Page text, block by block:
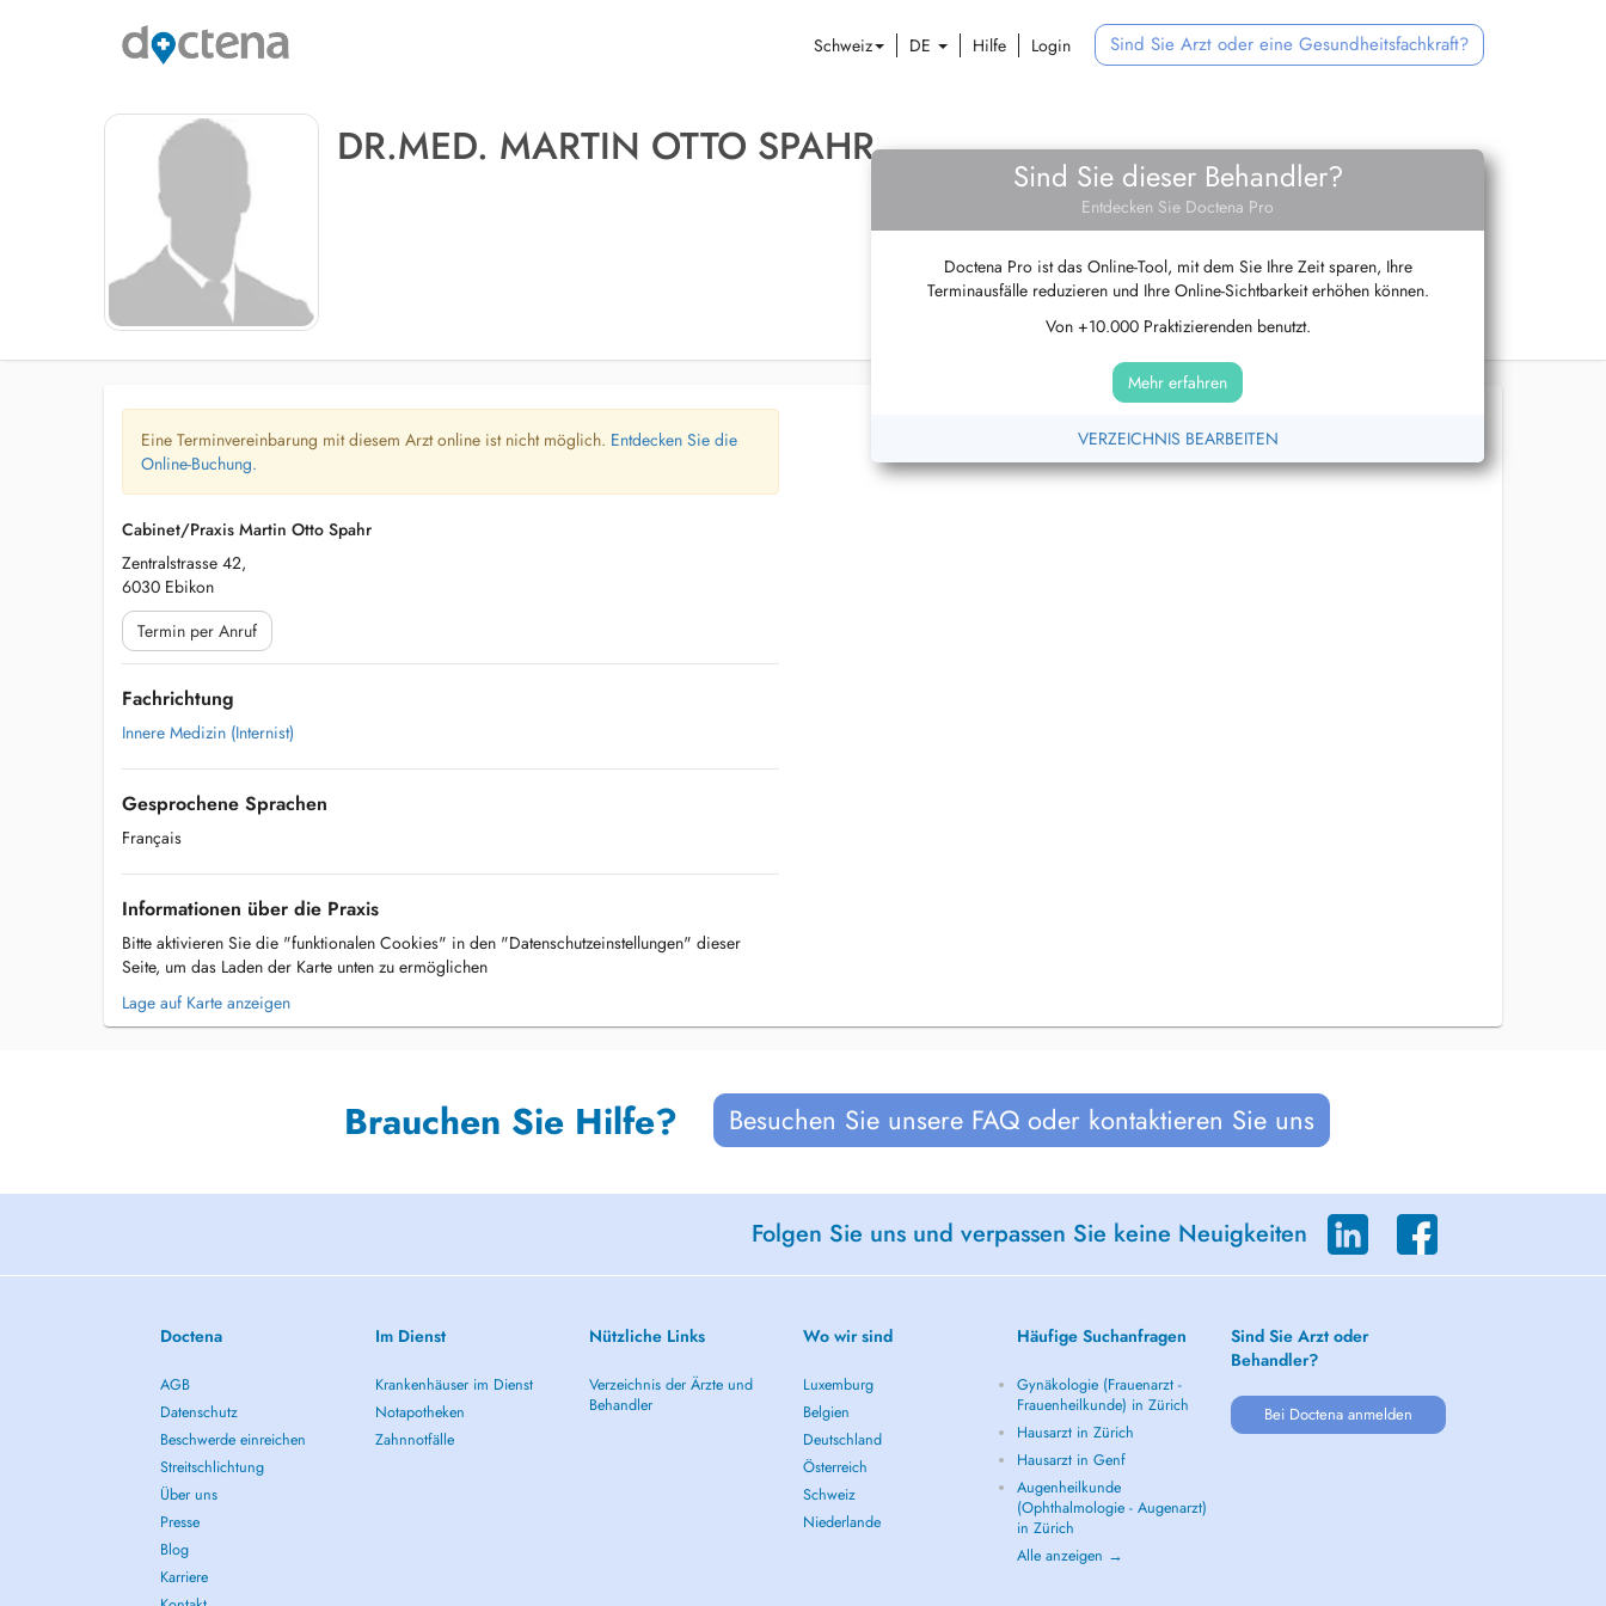
Schweiz DE Hilfe Login Sind Sie Arzt oder eine Gesundheitsfachkraft?
DR.MED. MARTIN OTTO SPAHR
Sind Sie dieser Behandler?
Entdecken Sie Doctena Pro
Doctena Pro ist das Online-Tool, mit dem Sie Ihre Zeit sparen, Ihre
Terminausfälle reduzieren und Ihre Online-Sichtbarkeit erhöhen können.
Von +10.000 Praktizierenden benutzt.
Mehr erfahren
VERZEICHNIS BEARBEITEN
Eine Terminvereinbarung mit diesem Arzt online ist nicht möglich. Entdecken Sie die
Online-Buchung.
Cabinet/Praxis Martin Otto Spahr
Zentralstrasse 42,
6030 Ebikon
Termin per Anruf
Fachrichtung
Innere Medizin (Internist)
Gesprochene Sprachen
Français
Informationen über die Praxis
Bitte aktivieren Sie die "funktionalen Cookies" in den "Datenschutzeinstellungen" dieser
Seite, um das Laden der Karte unten zu ermöglichen
Lage auf Karte anzeigen
Brauchen Sie Hilfe? Besuchen Sie unsere FAQ oder kontaktieren Sie uns
Folgen Sie uns und verpassen Sie keine Neuigkeiten
Doctena
AGB
Datenschutz
Beschwerde einreichen
Streitschlichtung
Über uns
Presse
Blog
Karriere
Im Dienst
Krankenhäuser im Dienst
Notapotheken
Zahnnotfälle
Nützliche Links
Verzeichnis der Ärzte und
Behandler
Wo wir sind
Luxemburg
Belgien
Deutschland
Österreich
Schweiz
Niederlande
Häufige Suchanfragen
Gynäkologie (Frauenarzt -
Frauenheilkunde) in Zürich
Hausarzt in Zürich
Hausarzt in Genf
Augenheilkunde
(Ophthalmologie - Augenarzt)
in Zürich
Alle anzeigen →
Sind Sie Arzt oder
Behandler?
Bei Doctena anmelden